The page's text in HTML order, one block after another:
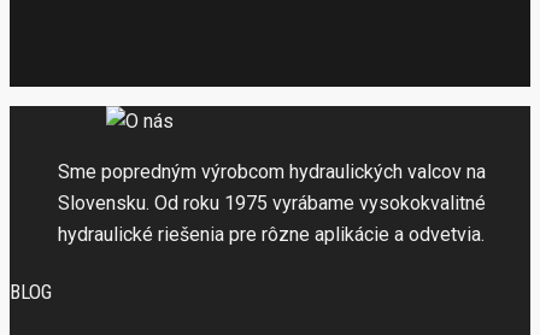
Sme popredným výrobcom hydraulických valcov na
Slovensku. Od roku 1975 vyrábame vysokokvalitné
hydraulické riešenia pre rôzne aplikácie a odvetvia.
BLOG